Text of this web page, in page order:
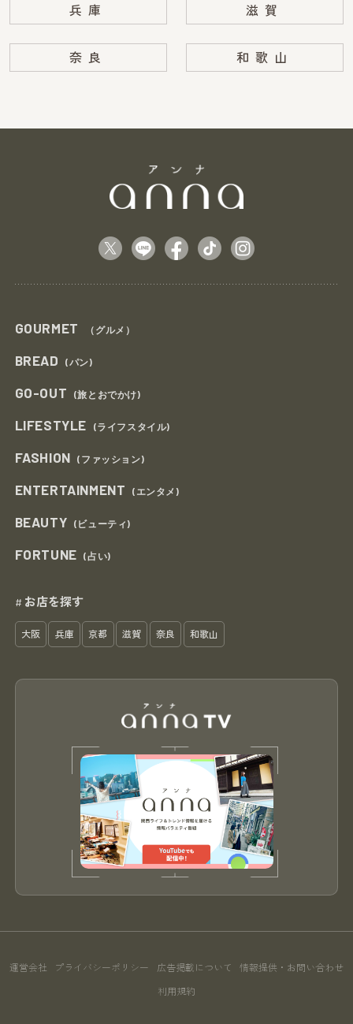
兵庫 滋賀
奈良 和歌山
GOURMET （グルメ）
BREAD (パン)
GO-OUT (旅とおでかけ)
LIFESTYLE (ライフスタイル)
FASHION (ファッション)
ENTERTAINMENT (エンタメ)
BEAUTY (ビューティ)
FORTUNE (占い)
# お店を探す
大阪 兵庫 京都 滋賀 奈良 和歌山
運営会社 プライバシーポリシー 広告掲載について 情報提供・お問い合わせ
利用規約